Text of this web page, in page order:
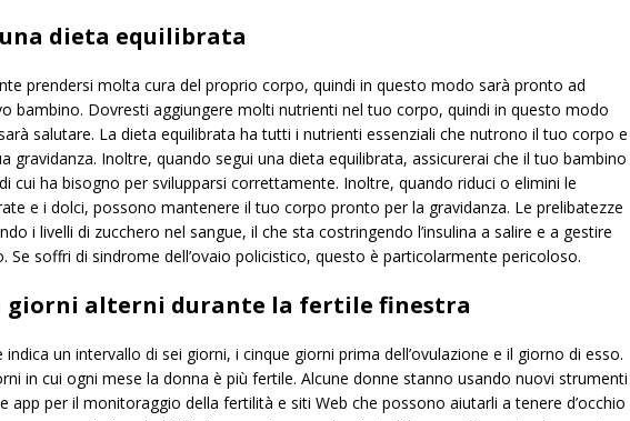
dieta equilibrata
prendersi molta cura del proprio corpo, quindi in questo modo sarà pronto ad
bambino. Dovresti aggiungere molti nutrienti nel tuo corpo, quindi in questo modo
salutare. La dieta equilibrata ha tutti i nutrienti essenziali che nutrono il tuo corpo e
gravidanza. Inoltre, quando segui una dieta equilibrata, assicurerai che il tuo bambino
cui ha bisogno per svilupparsi correttamente. Inoltre, quando riduci o elimini le
e i dolci, possono mantenere il tuo corpo pronto per la gravidanza. Le prelibatezze
i livelli di zucchero nel sangue, il che sta costringendo l’insulina a salire e a gestire
Se soffri di sindrome dell’ovaio policistico, questo è particolarmente pericoloso.
giorni alterni durante la fertile finestra
un intervallo di sei giorni, i cinque giorni prima dell’ovulazione e il giorno di esso.
in cui ogni mese la donna è più fertile. Alcune donne stanno usando nuovi strumenti
app per il monitoraggio della fertilità e siti Web che possono aiutarli a tenere d’occhio